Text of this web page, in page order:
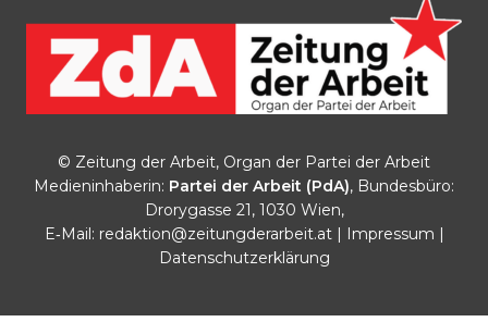
© Zeitung der Arbeit, Organ der Partei der Arbeit
Medieninhaberin: Partei der Arbeit (PdA), Bundesbüro:
Drorygasse 21, 1030 Wien,
E‑Mail: redaktion@zeitungderarbeit.at| Impressum |
Datenschutzerklärung